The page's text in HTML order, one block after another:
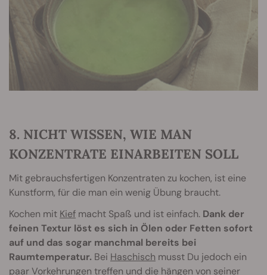
8. NICHT WISSEN, WIE MAN
KONZENTRATE EINARBEITEN SOLL
Mit gebrauchsfertigen Konzentraten zu kochen, ist eine
Kunstform, für die man ein wenig Übung braucht.
Kochen mit Kief macht Spaß und ist einfach. Dank der
feinen Textur löst es sich in Ölen oder Fetten sofort
auf und das sogar manchmal bereits bei
Raumtemperatur. Bei Haschisch musst Du jedoch ein
paar Vorkehrungen treffen und die hängen von seiner